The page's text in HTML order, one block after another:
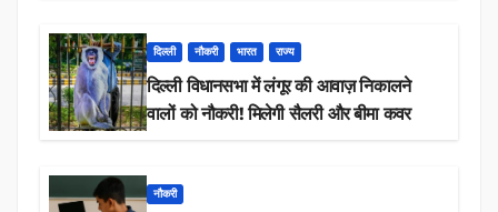
दिल्ली नौकरी भारत राज्य
दिल्ली विधानसभा में लंगूर की आवाज़ निकालने
वालों को नौकरी! मिलेगी सैलरी और बीमा कवर
नौकरी